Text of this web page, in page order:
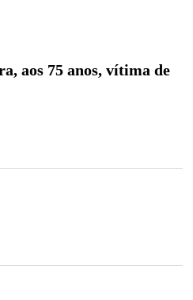
aos 75 anos, vítima de